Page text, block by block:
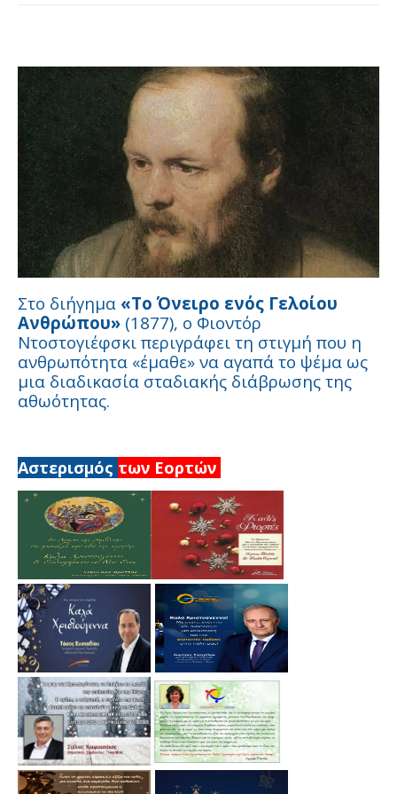
Στο διήγημα «Το Όνειρο ενός Γελοίου
Ανθρώπου» (1877), ο Φιοντόρ
Ντοστογιέφσκι περιγράφει τη στιγμή που η
ανθρωπότητα «έμαθε» να αγαπά το ψέμα ως
μια διαδικασία σταδιακής διάβρωσης της
αθωότητας.
Αστερισμός των Εορτών